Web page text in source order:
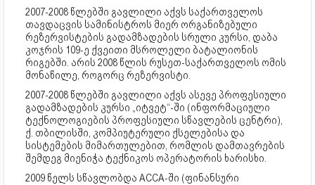
2007-2008 წლებში გავლილი აქვს საქართველოს
თავდაცვის სამინისტროს მიერ ორგანიზებული
რეზერვისტების გადამზადების სრული კურსი, დაბა
კოჯრის 109-ე ქვეითი მსროლელი ბატალიონის
რიგებში. არის 2008 წლის რუსეთ-საქართველოს ომის
მონაწილე, როგორც რეზერვისტი.
2007-2008 წლებში გავლილი აქვს ასევე პროფესიული
გადამზადების კურსი „იტვეტ“-ში (ინფორმაციული
ტექნოლოგიების პროფესიული სწავლების ცენტრი),
ქ. თბილისში, კომპიუტერული ქსელებისა და
სისტემების მიმართულებით, რომლის დამთავრების
შემდეგ მიენიჭა ტექნიკოს ოპერატორის ხარისხი.
2009 წელს სწავლობდა ACCA-ში (ფინანსური